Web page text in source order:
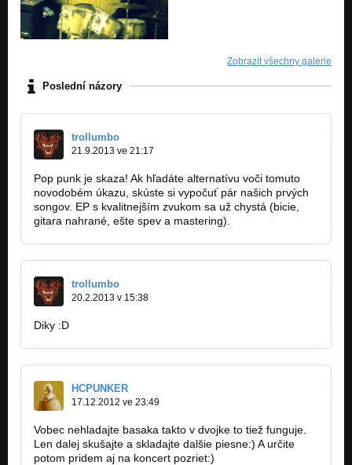
Zobrazit všechny galerie
Poslední názory
trollumbo
21.9.2013 ve 21:17
Pop punk je skaza! Ak hľadáte alternatívu voči tomuto
novodobém úkazu, skúste si vypočuť pár našich prvých
songov. EP s kvalitnejším zvukom sa už chystá (bicie,
gitara nahrané, ešte spev a mastering).
trollumbo
20.2.2013 v 15:38
Diky :D
HCPUNKER
17.12.2012 ve 23:49
Vobec nehladajte basaka takto v dvojke to tiež funguje.
Len dalej skušajte a skladajte dalšie piesne:) A určite
potom pridem aj na koncert pozriet:)